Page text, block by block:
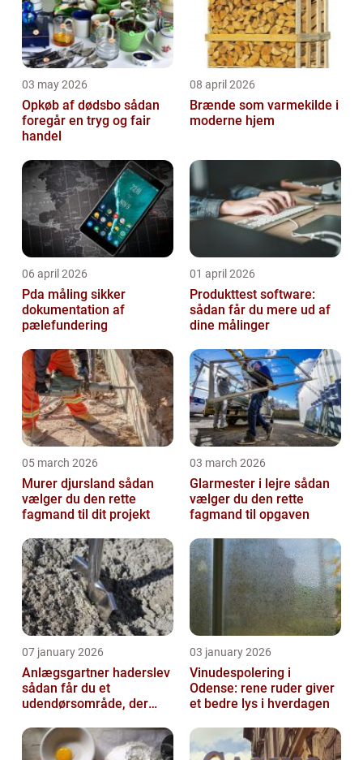
03 may 2026
Opkøb af dødsbo sådan
foregår en tryg og fair
handel
08 april 2026
Brænde som varmekilde i
moderne hjem
06 april 2026
Pda måling sikker
dokumentation af
pælefundering
01 april 2026
Produkttest software:
sådan får du mere ud af
dine målinger
05 march 2026
Murer djursland sådan
vælger du den rette
fagmand til dit projekt
03 march 2026
Glarmester i lejre sådan
vælger du den rette
fagmand til opgaven
07 january 2026
Anlægsgartner haderslev
sådan får du et
udendørsområde, der
03 january 2026
Vinudespolering i
Odense: rene ruder giver
et bedre lys i hverdagen